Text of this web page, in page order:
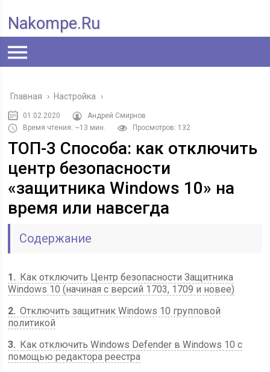
Nakompe.ru
Главная › Настройка ›
01.02.2020
Андрей Смирнов
Время чтения: ~13 мин.
Просмотров: 132
ТОП-3 Способа: как отключить
центр безопасности
«защитника Windows 10» на
время или навсегда
Содержание
1
Как отключить Центр безопасности Защитника
Windows 10 (начиная с версий 1703, 1709 и новее)
2 Отключить защитник Windows 10 групповой
политикой
3
Как отключить Windows Defender в Windows 10 с
помощью редактора реестра